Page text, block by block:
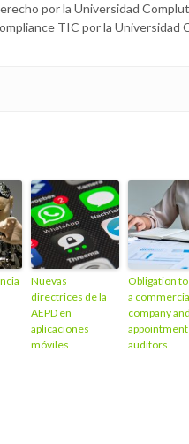
por la Universidad
TIC por la Universidad
Nuevas
directrices de la
AEPD en
aplicaciones
móviles
Obligation
a
company
auditors